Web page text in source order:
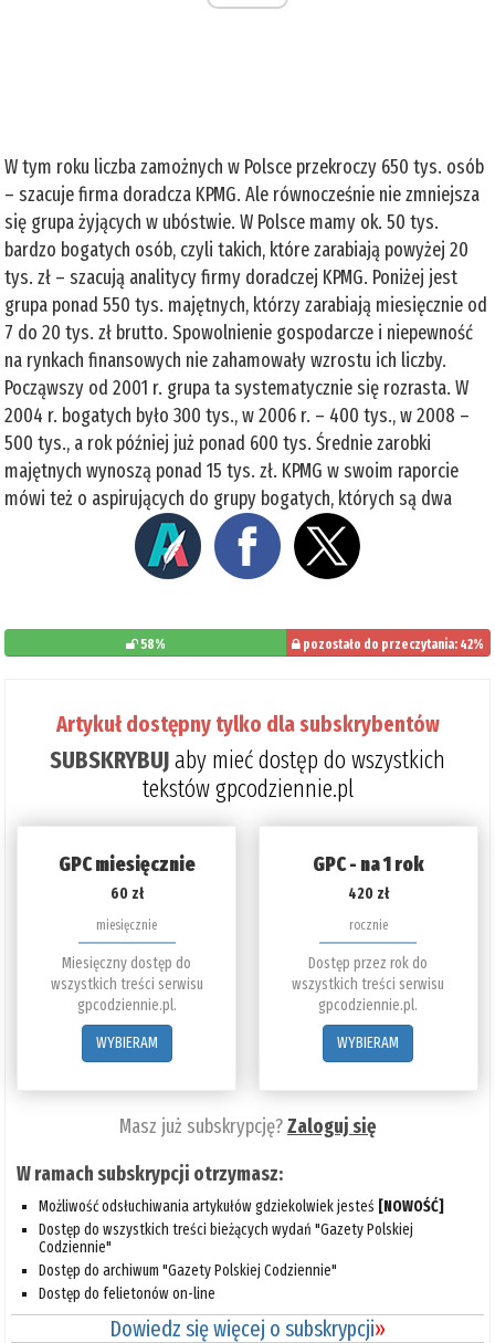
W tym roku liczba zamożnych w Polsce przekroczy 650 tys. osób
– szacuje firma doradcza KPMG. Ale równocześnie nie zmniejsza
się grupa żyjących w ubóstwie. W Polsce mamy ok. 50 tys.
bardzo bogatych osób, czyli takich, które zarabiają powyżej 20
tys. zł – szacują analitycy firmy doradczej KPMG. Poniżej jest
grupa ponad 550 tys. majętnych, którzy zarabiają miesięcznie od
7 do 20 tys. zł brutto. Spowolnienie gospodarcze i niepewność
na rynkach finansowych nie zahamowały wzrostu ich liczby.
Począwszy od 2001 r. grupa ta systematycznie się rozrasta. W
2004 r. bogatych było 300 tys., w 2006 r. – 400 tys., w 2008 –
500 tys., a rok później już ponad 600 tys. Średnie zarobki
majętnych wynoszą ponad 15 tys. zł. KPMG w swoim raporcie
mówi też o aspirujących do grupy bogatych, których są dwa
58% pozostało do przeczytania: 42%
Artykuł dostępny tylko dla subskrybentów
SUBSKRYBUJaby mieć dostęp do wszystkich
tekstów gpcodziennie.pl
GPC miesięcznie
60 zł
miesięcznie
Miesięczny dostęp do
wszystkich treści serwisu
gpcodziennie.pl.
WYBIERAM
GPC - na 1 rok
420 zł
rocznie
Dostęp przez rok do
wszystkich treści serwisu
gpcodziennie.pl.
WYBIERAM
Masz już subskrypcję?Zaloguj się
W ramach subskrypcji otrzymasz:
Możliwość odsłuchiwania artykułów gdziekolwiek jesteś [NOWOŚĆ]
Dostęp do wszystkich treści bieżących wydań "Gazety Polskiej
Codziennie"
Dostęp do archiwum "Gazety Polskiej Codziennie"
Dostęp do felietonów on-line
Dowiedz się więcej o subskrypcji»